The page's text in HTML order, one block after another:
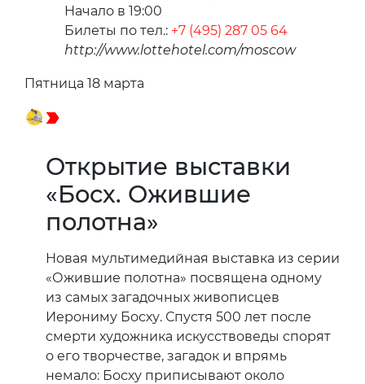
Начало в 19:00
Билеты по тел.: +7 (495) 287 05 64
http://www.lottehotel.com/moscow
Пятница 18 марта
Открытие выставки
«Босх. Ожившие
полотна»
Новая мультимедийная выставка из серии
«Ожившие полотна» посвящена одному
из самых загадочных живописцев
Иерониму Босху. Спустя 500 лет после
смерти художника искусствоведы спорят
о его творчестве, загадок и впрямь
немало: Босху приписывают около